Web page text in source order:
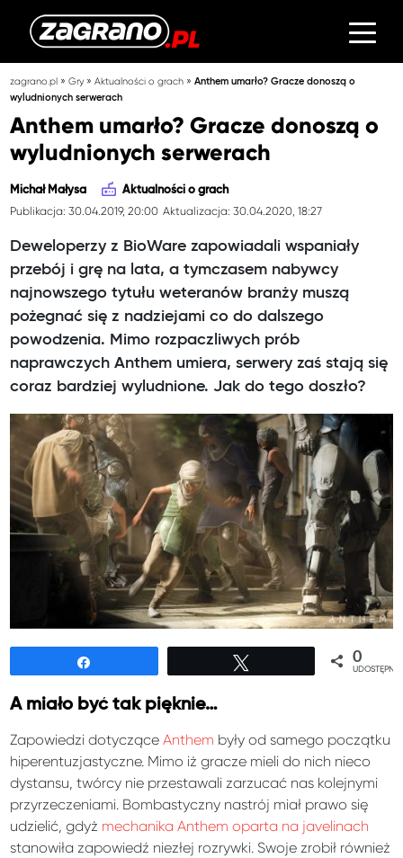
zagrano.pl »Gry»Aktualności o grach »Anthem umarło? Gracze donoszą o
wyludnionych serwerach
Anthem umarło? Gracze donoszą o
wyludnionych serwerach
Michał Małysa Aktualności o grach
Publikacja: 30.04.2019, 20:00 Aktualizacja: 30.04.2020, 18:27
Deweloperzy z BioWare zapowiadali wspaniały
przebój i grę na lata, a tymczasem nabywcy
najnowszego tytułu weteranów branży muszą
pożegnać się z nadziejami co do dalszego
powodzenia. Mimo rozpaczliwych prób
naprawczych Anthem umiera, serwery zaś stają się
coraz bardziej wyludnione. Jak do tego doszło?
0
A miało być tak pięknie…
Zapowiedzi dotycząceAnthem były od samego początku
hiperentuzjastyczne. Mimo iż gracze mieli do nich nieco
dystansu, twórcy nie przestawali zarzucać nas kolejnymi
przyrzeczeniami. Bombastyczny nastrój miał prawo się
udzielić, gdyż mechanika Anthem oparta na javelinach
stanowiła zapowiedź niezłej rozrywki. Swoje zrobił również